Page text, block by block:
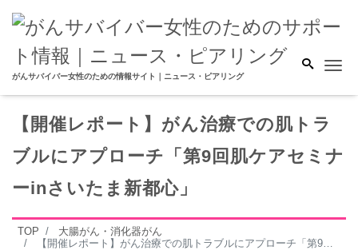
がんサバイバー女性のための情報サイト｜ニュース・ピアリング
【開催レポート】がん治療での肌トラ
ブルにアプローチ「第9回肌ケアセミナ
ーinさいたま新都心」
TOP
大腸がん・消化器がん
【開催レポート】がん治療での肌トラブルにアプローチ「第9回肌ケアセミナーinさいたま新都心」